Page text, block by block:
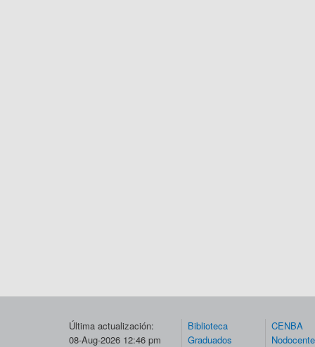
Última actualización:
08-Aug-2026 12:46 pm
Biblioteca
Graduados
CENBA